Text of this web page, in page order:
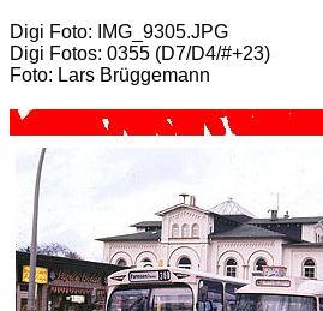
Digi Foto: IMG_9305.JPG
Digi Fotos: 0355 (D7/D4/#+23)
Foto: Lars Brüggemann